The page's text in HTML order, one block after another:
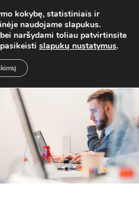
EL. P. MOKYMAI@BKA.LT
kokybę, statistiniais ir
naudojame slapukus.
naršydami toliau patvirtinsite
slapukų nustatymus.